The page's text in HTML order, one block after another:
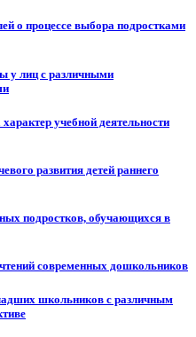
о процессе выбора подростками
у лиц с различными
учебной деятельности
развития детей раннего
подростков, обучающихся в
современных дошкольников
школьников с различным